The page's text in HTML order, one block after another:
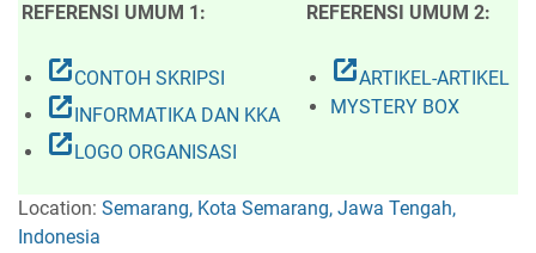
REFERENSI UMUM 1: REFERENSI UMUM 2:
open_in_newCONTOH SKRIPSI
open_in_new INFORMATIKA DAN KKA
open_in_new LOGO ORGANISASI
open_in_newARTIKEL-ARTIKEL
MYSTERY BOX
Location: Semarang, Kota Semarang, Jawa Tengah,
Indonesia